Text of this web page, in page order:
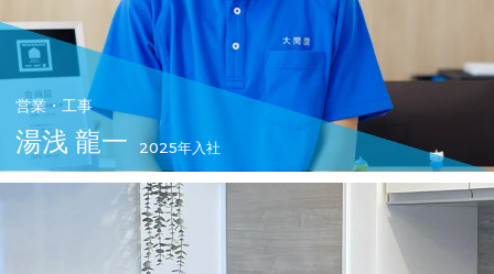
営業・工事
湯浅 龍一 2025年入社